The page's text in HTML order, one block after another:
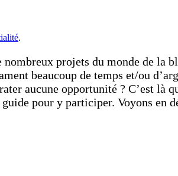
.
projets du monde de la
beaucoup de temps et/ou
aucune opportunité ? C’est là
pour y participer. Voyons